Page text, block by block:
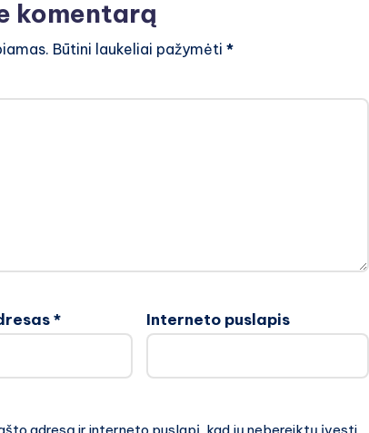
komentarą
Būtini laukeliai pažymėti *
* Interneto puslapis